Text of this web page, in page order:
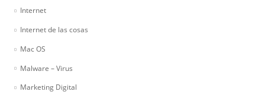
Internet
Internet de las cosas
Mac OS
Malware – Virus
Marketing Digital